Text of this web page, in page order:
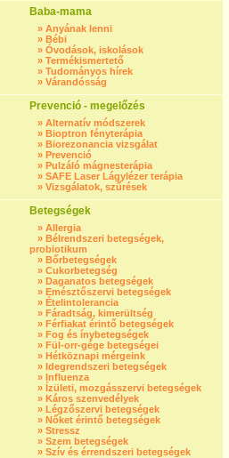
Baba-mama
» Anyának lenni
» Bébi
» Óvodások, iskolások
» Termékismertető
» Tudományos hírek
» Várandósság
Prevenció - megelőzés
» Alternatív módszerek
» Bioptron fényterápia
» Biorezonancia vizsgálat
» Prevenció
» Pulzáló mágnesterápia
» SAFE Laser Lágylézer terápia
» Vizsgálatok, szűrések
Betegségek
» Allergia
» Bélrendszeri betegségek,
probiotikum
» Bőrbetegségek
» Cukorbetegség
» Daganatos betegségek
» Emésztőszervi betegségek
» Ételintolerancia
» Fáradtság, kimerültség
» Férfiakat érintő betegségek
» Fog és ínybetegségek
» Fül-orr-gége betegségei
» Hétköznapi mérgeink
» Idegrendszeri betegségek
» Influenza
» Ízületi, mozgásszervi betegségek
» Káros szenvedélyek
» Légzőszervi betegségek
» Nőket érintő betegségek
» Stressz
» Szem betegségek
» Szív és érrendszeri betegségek